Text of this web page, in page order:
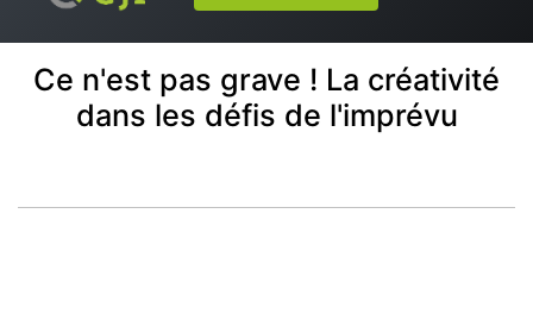
Ce n'est pas grave ! La créativité
dans les défis de l'imprévu